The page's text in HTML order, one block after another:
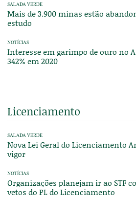
SALADA VERDE
Mais de 3.900 minas estão
estudo
NOTÍCIAS
Interesse em garimpo de ouro no
342% em 2020
Licenciamento
SALADA VERDE
Nova Lei Geral do Licenciamento
vigor
NOTÍCIAS
Organizações planejam ir ao STF
vetos do PL do Licenciamento